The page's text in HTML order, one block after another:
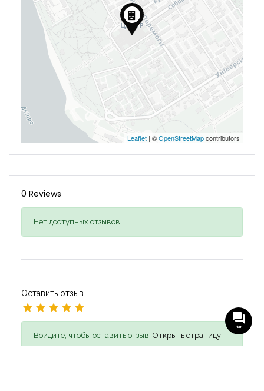
Leaflet | ©OpenStreetMapcontributors
0 Reviews
Нет доступных отзывов
Оставить отзыв
Войдите, чтобы оставить отзыв, Открыть страницу
Чат